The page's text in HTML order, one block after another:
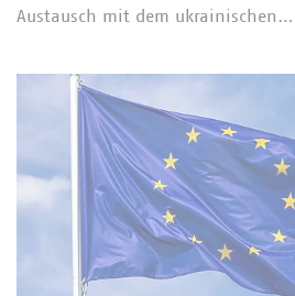
Austausch mit dem ukrainischen…